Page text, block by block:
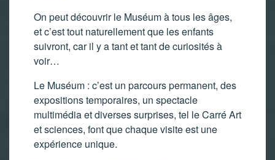
On peut découvrir le Muséum à tous les âges,
et c’est tout naturellement que les enfants
suivront, car il y a tant et tant de curiosités à
voir…
Le Muséum : c’est un parcours permanent, des
expositions temporaires, un spectacle
multimédia et diverses surprises, tel le Carré Art
et sciences, font que chaque visite est une
expérience unique.